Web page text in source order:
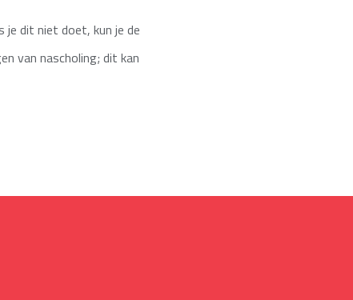
je dit niet doet, kun je de
van nascholing; dit kan